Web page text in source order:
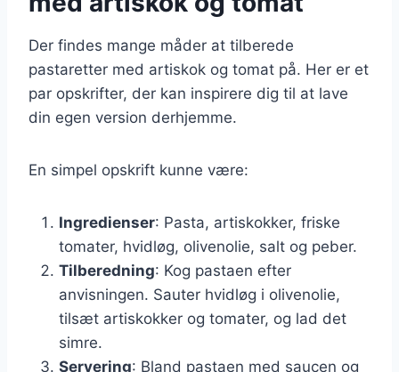
Der findes mange måder at tilberede
pastaretter med artiskok og tomat på. Her er et
par opskrifter, der kan inspirere dig til at lave
din egen version derhjemme.
En simpel opskrift kunne være:
Ingredienser: Pasta, artiskokker, friske
tomater, hvidløg, olivenolie, salt og peber.
Tilberedning: Kog pastaen efter
anvisningen. Sauter hvidløg i olivenolie,
tilsæt artiskokker og tomater, og lad det
simre.
Servering: Bland pastaen med saucen og